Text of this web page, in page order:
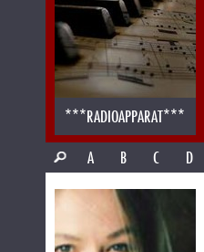
***RADIOAPPARAT***
A
B C D